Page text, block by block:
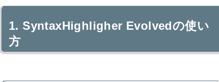
SyntaxHighligher Evolvedの使い
方